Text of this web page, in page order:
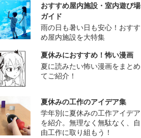
おすすめ屋内施設・室内遊び場
ガイド
雨の日も暑い日も安心！おすす
め屋内施設を大特集
夏休みにおすすめ！怖い漫画
夏に読みたい怖い漫画をまとめ
てご紹介！
夏休みの工作のアイデア集
学年別に夏休みの工作アイデア
を紹介。無理なく無駄なく、自
由工作に取り組もう！